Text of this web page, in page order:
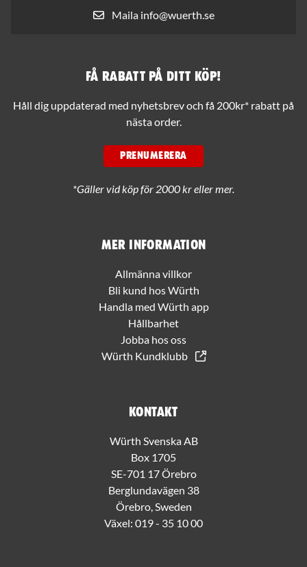
Maila info@wuerth.se
Mer information
Allmänna villkor
Bli kund hos Würth
Handla med Würth app
Hållbarhet
Jobba hos oss
Würth Kundklubb
Kontakt
Würth Svenska AB
Box 1705
SE-701 17 Örebro
Berglundavägen 38
Örebro, Sweden
Växel: 019 - 35 10 00
Få rabatt på ditt köp!
Håll dig uppdaterad med nyhetsbrev och få 200kr* rabatt på
nästa order.
PRENUMERERA
*Gäller vid köp för 2000 kr eller mer.